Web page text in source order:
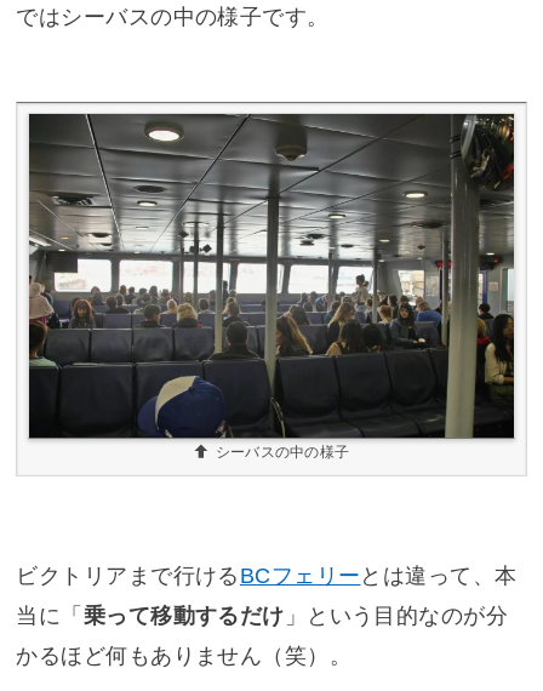
ではシーバスの中の様子です。
シーバスの中の様子
ビクトリアまで行ける BCフェリー とは違って、本
当に「 乗って移動するだけ 」という目的なのが分
かるほど何もありません（笑）。